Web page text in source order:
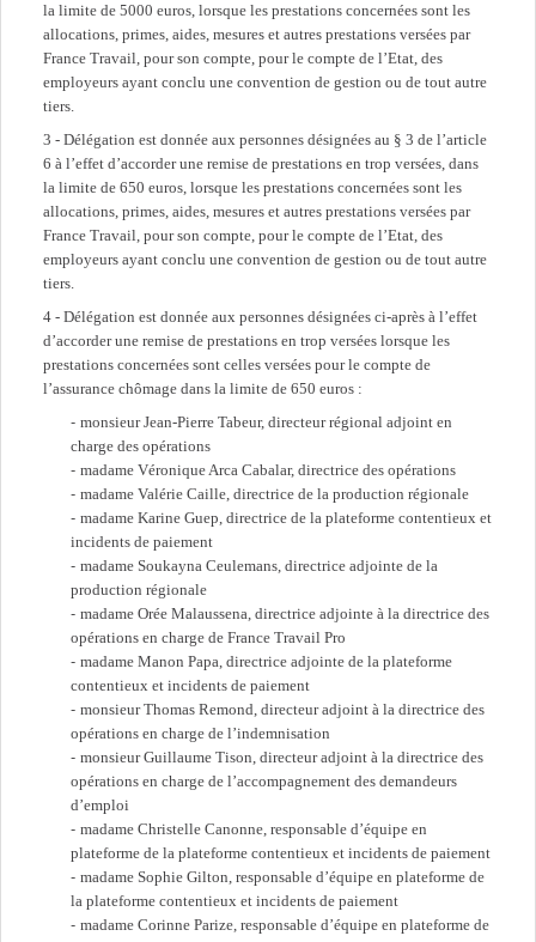
la limite de 5000 euros, lorsque les prestations concernées sont les
allocations, primes, aides, mesures et autres prestations versées par
France Travail, pour son compte, pour le compte de l’Etat, des
employeurs ayant conclu une convention de gestion ou de tout autre
tiers.
3 - Délégation est donnée aux personnes désignées au § 3 de l’article
6 à l’effet d’accorder une remise de prestations en trop versées, dans
la limite de 650 euros, lorsque les prestations concernées sont les
allocations, primes, aides, mesures et autres prestations versées par
France Travail, pour son compte, pour le compte de l’Etat, des
employeurs ayant conclu une convention de gestion ou de tout autre
tiers.
4 - Délégation est donnée aux personnes désignées ci-après à l’effet
d’accorder une remise de prestations en trop versées lorsque les
prestations concernées sont celles versées pour le compte de
l’assurance chômage dans la limite de 650 euros :
monsieur Jean-Pierre Tabeur, directeur régional adjoint en
charge des opérations
madame Véronique Arca Cabalar, directrice des opérations
madame Valérie Caille, directrice de la production régionale
madame Karine Guep, directrice de la plateforme contentieux et
incidents de paiement
madame Soukayna Ceulemans, directrice adjointe de la
production régionale
madame Orée Malaussena, directrice adjointe à la directrice des
opérations en charge de France Travail Pro
madame Manon Papa, directrice adjointe de la plateforme
contentieux et incidents de paiement
monsieur Thomas Remond, directeur adjoint à la directrice des
opérations en charge de l’indemnisation
monsieur Guillaume Tison, directeur adjoint à la directrice des
opérations en charge de l’accompagnement des demandeurs
d’emploi
madame Christelle Canonne, responsable d’équipe en
plateforme de la plateforme contentieux et incidents de paiement
madame Sophie Gilton, responsable d’équipe en plateforme de
la plateforme contentieux et incidents de paiement
madame Corinne Parize, responsable d’équipe en plateforme de